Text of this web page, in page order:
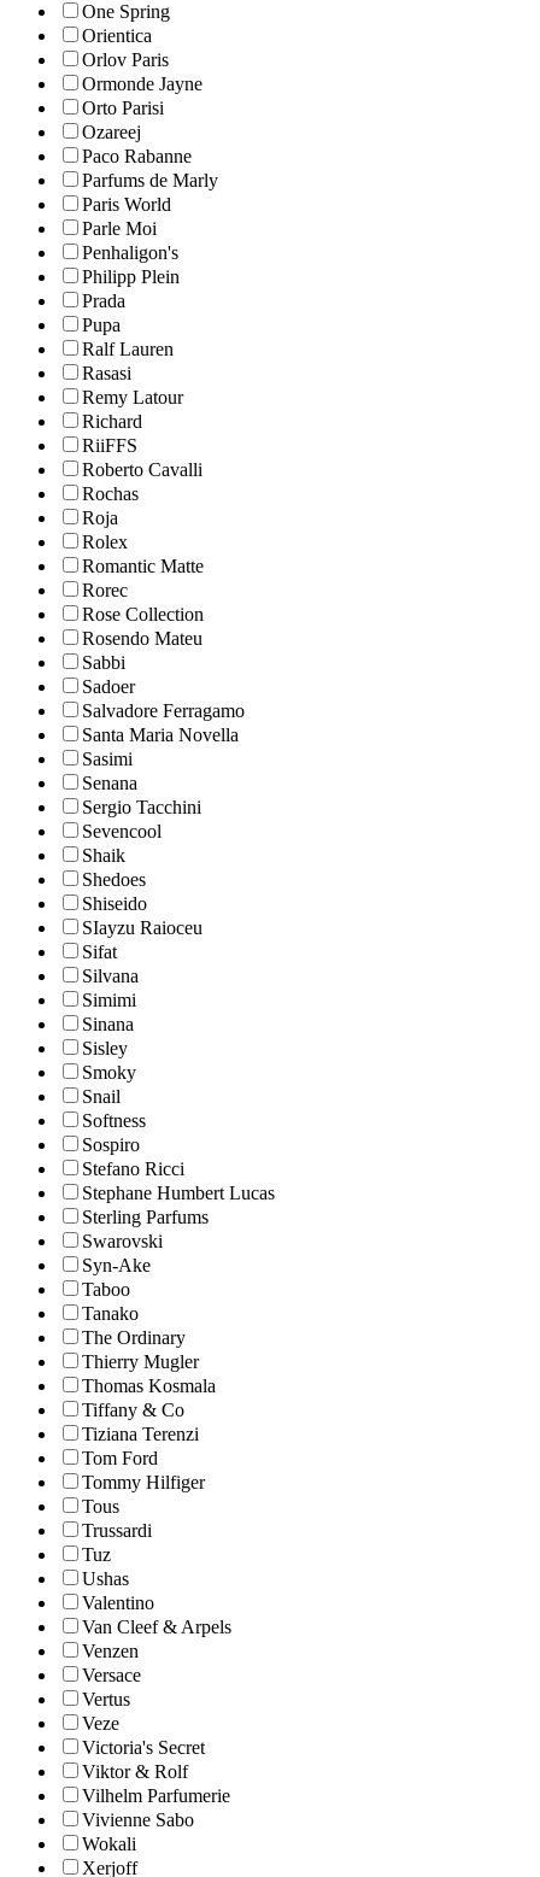
One Spring
Orientica
Orlov Paris
Ormonde Jayne
Orto Parisi
Ozareej
Paco Rabanne
Parfums de Marly
Paris World
Parle Moi
Penhaligon's
Philipp Plein
Prada
Pupa
Ralf Lauren
Rasasi
Remy Latour
Richard
RiiFFS
Roberto Cavalli
Rochas
Roja
Rolex
Romantic Matte
Rorec
Rose Collection
Rosendo Mateu
Sabbi
Sadoer
Salvadore Ferragamo
Santa Maria Novella
Sasimi
Senana
Sergio Tacchini
Sevencool
Shaik
Shedoes
Shiseido
SIayzu Raioceu
Sifat
Silvana
Simimi
Sinana
Sisley
Smoky
Snail
Softness
Sospiro
Stefano Ricci
Stephane Humbert Lucas
Sterling Parfums
Swarovski
Syn-Ake
Taboo
Tanako
The Ordinary
Thierry Mugler
Thomas Kosmala
Tiffany & Co
Tiziana Terenzi
Tom Ford
Tommy Hilfiger
Tous
Trussardi
Tuz
Ushas
Valentino
Van Cleef & Arpels
Venzen
Versace
Vertus
Veze
Victoria's Secret
Viktor & Rolf
Vilhelm Parfumerie
Vivienne Sabo
Wokali
Xerjoff